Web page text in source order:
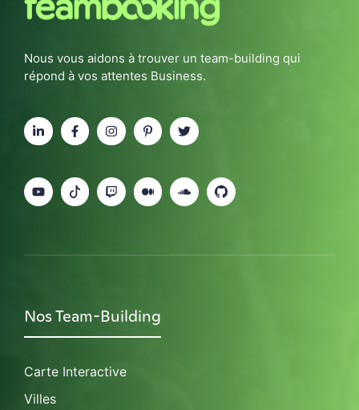
Nous vous aidons à trouver un team-building qui
répond à vos attentes Business.
Nos Team-Building
Carte Interactive
Villes